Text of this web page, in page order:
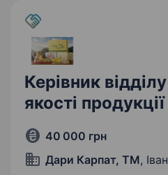
Керівник
якості продукції
40 000 грн
Дари Карпат, ТМ,